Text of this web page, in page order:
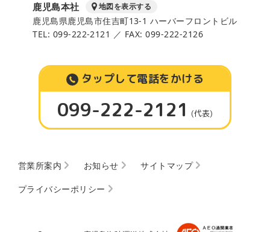
鹿児島本社 地図を表示する
鹿児島県鹿児島市住吉町13-1 ハーバーフロントビル
TEL: 099-222-2121 ／ FAX: 099-222-2126
タップして電話をかける
099-222-2121 (代表)
営業所案内 お知らせ サイトマップ
プライバシーポリシー